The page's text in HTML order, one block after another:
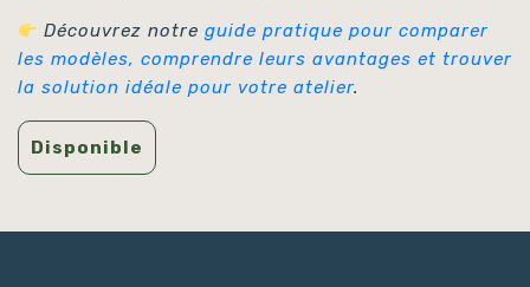
Découvrez notre guide pratique pour comparer
les modèles, comprendre leurs avantages et trouver
la solution idéale pour votre atelier.
Disponible